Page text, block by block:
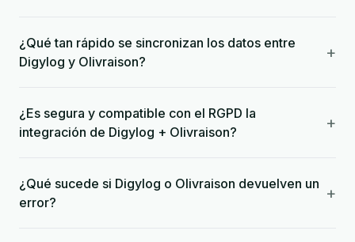
¿Qué tan rápido se sincronizan los datos entre
Digylog y Olivraison?
+
¿Es segura y compatible con el RGPD la
integración de Digylog + Olivraison?
+
¿Qué sucede si Digylog o Olivraison devuelven un
error?
+